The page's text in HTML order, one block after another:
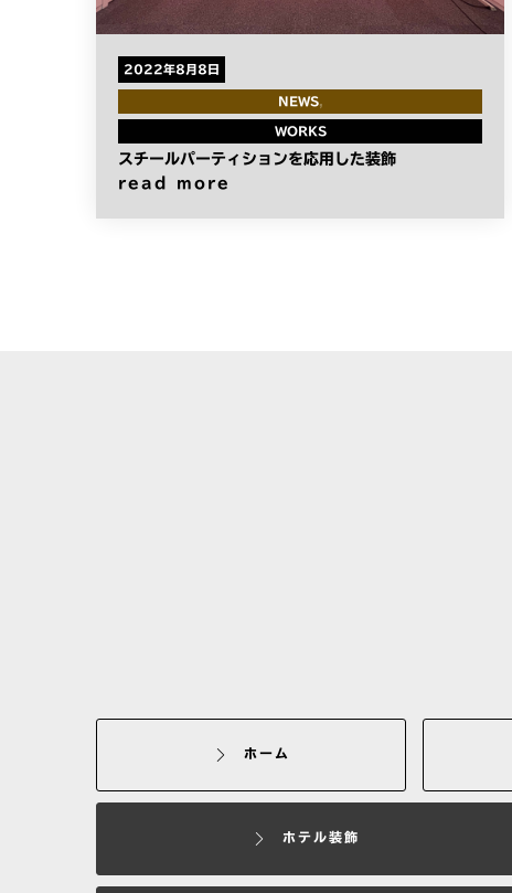
2022年8月8日
NEWS
WORKS
スチールパーティションを応用した装飾
read more
ホーム
ホテル装飾